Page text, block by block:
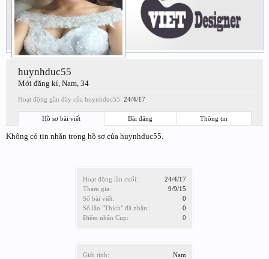
Hoạt động lần cuối:
24/4/17
Tham gia:
9/9/15
Số bài viết:
0
Số lần "Thích" đã nhận:
0
Điểm nhận Cup:
0
Giới tính: Nam
huynhduc55
Mới đăng kí, Nam, 34
Hoạt động gần đây của huynhduc55: 24/4/17
Hồ sơ bài viết Bài đăng Thông tin
Không có tin nhắn trong hồ sơ của huynhduc55.